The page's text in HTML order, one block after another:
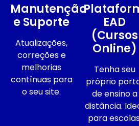
Manutenção
e Suporte
Atualizações,
correções e
melhorias
contínuas para
o seu site.
EAD
(Cursos
Online)
Tenha seu
próprio
de ensino a
distância.
para